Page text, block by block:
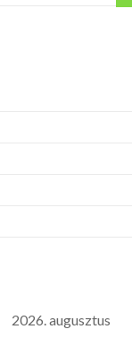
2026. augusztus